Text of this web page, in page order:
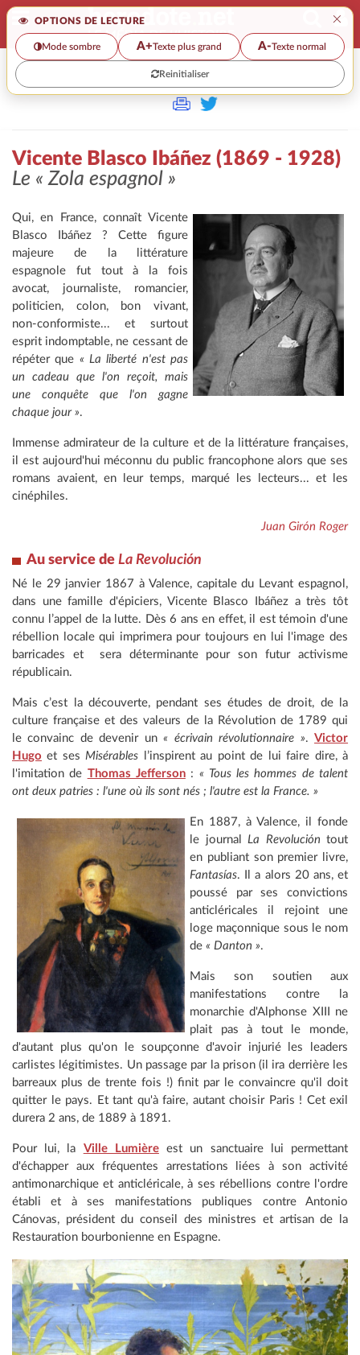
OPTIONS DE LECTURE ×
Mode sombre A+Texte plus grand A-Texte normal
Reinitialiser
>> VICENTE BLASCO IBÁÑEZ (1869 - 1928)
Vicente Blasco Ibáñez (1869 - 1928)
Le « Zola espagnol »
Qui, en France, connaît Vicente
Blasco Ibáñez ? Cette figure
majeure de la littérature
espagnole fut tout à la fois
avocat, journaliste, romancier,
politicien, colon, bon vivant,
non-conformiste... et surtout
esprit indomptable, ne cessant de
répéter que « La liberté n'est pas
un cadeau que l'on reçoit, mais
une conquête que l'on gagne
chaque jour ».
Immense admirateur de la culture et de la littérature françaises,
il est aujourd'hui méconnu du public francophone alors que ses
romans avaient, en leur temps, marqué les lecteurs... et les
cinéphiles.
Juan Girón Roger
Au service de La Revolución
Né le 29 janvier 1867 à Valence, capitale du Levant espagnol,
dans une famille d'épiciers, Vicente Blasco Ibáñez a très tôt
connu l’appel de la lutte. Dès 6 ans en effet, il est témoin d'une
rébellion locale qui imprimera pour toujours en lui l'image des
barricades et sera déterminante pour son futur activisme
républicain.
Mais c’est la découverte, pendant ses études de droit, de la
culture française et des valeurs de la Révolution de 1789 qui
le convainc de devenir un« écrivain révolutionnaire ».Victor
Hugo et sesMisérables l’inspirent au point de lui faire dire, à
l'imitation de Thomas Jefferson: « Tous les hommes de talent
ont deux patries : l'une où ils sont nés ; l'autre est la France. »
En 1887, à Valence, il fonde
le journal La Revolución tout
en publiant son premier livre,
Fantasías. Il a alors 20 ans, et
poussé par ses convictions
anticléricales il rejoint une
loge maçonnique sous le nom
de « Danton ».
Mais son soutien aux
manifestations contre la
monarchie d'Alphonse XIII ne
plait pas à tout le monde,
d'autant plus qu'on le soupçonne d'avoir injurié les leaders
carlistes légitimistes. Un passage par la prison (il ira derrière les
barreaux plus de trente fois !) finit par le convaincre qu'il doit
quitter le pays. Et tant qu'à faire, autant choisir Paris ! Cet exil
durera 2 ans, de 1889 à 1891.
Pour lui, la Ville Lumièreest un sanctuaire lui permettant
d'échapper aux fréquentes arrestations liées à son activité
antimonarchique et anticléricale, à ses rébellions contre l'ordre
établi et à ses manifestations publiques contre Antonio
Cánovas, président du conseil des ministres et artisan de la
Restauration bourbonienne en Espagne.